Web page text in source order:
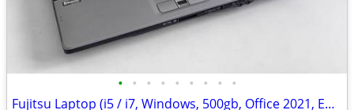
• • • • • • • • •
Fujitsu Laptop (i5 / i7, Windows, 500gb, Office 2021, Editing, PC